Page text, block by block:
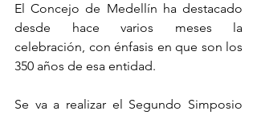
El Concejo de Medellín ha destacado
desde hace varios meses la
celebración, con énfasis en que son los
350 años de esa entidad.
Se va a realizar el Segundo Simposio